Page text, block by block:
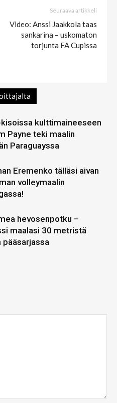
Seuraava artikkeli
Video: Anssi Jaakkola taas
sankarina – uskomaton
torjunta FA Cupissa
kulttimaineeseen
Payne teki maalin
Paraguayssa
Eremenko tälläsi aivan
volleymaalin
hevosenpotku –
maalasi 30 metristä
pääsarjassa